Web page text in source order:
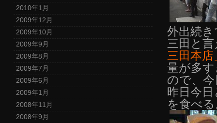
2010年1月
2009年12月
2009年10月
2009年9月
2009年8月
2009年7月
2009年6月
2009年1月
2008年11月
2008年9月
外出続
三田と
三田本店
量が多
ので、
昨日今
を食べ